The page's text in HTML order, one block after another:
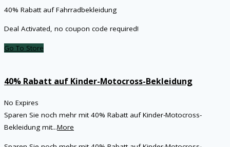
40% Rabatt auf Fahrradbekleidung
Deal Activated, no coupon code required!
Go To Store
40% Rabatt auf Kinder-Motocross-Bekleidung
No Expires
Sparen Sie noch mehr mit 40% Rabatt auf Kinder-Motocross-
Bekleidung mit...More